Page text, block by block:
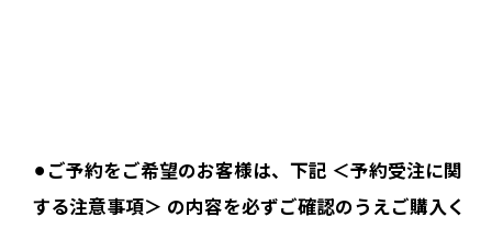
⚫︎ ご予約をご希望のお客様は、下記 ＜予約受注に関
する注意事項＞ の内容を必ずご確認のうえご購入く